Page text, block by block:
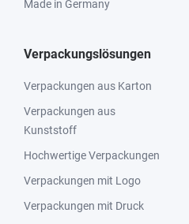
Made in Germany
Verpackungslösungen
Verpackungen aus Karton
Verpackungen aus
Kunststoff
Hochwertige Verpackungen
Verpackungen mit Logo
Verpackungen mit Druck